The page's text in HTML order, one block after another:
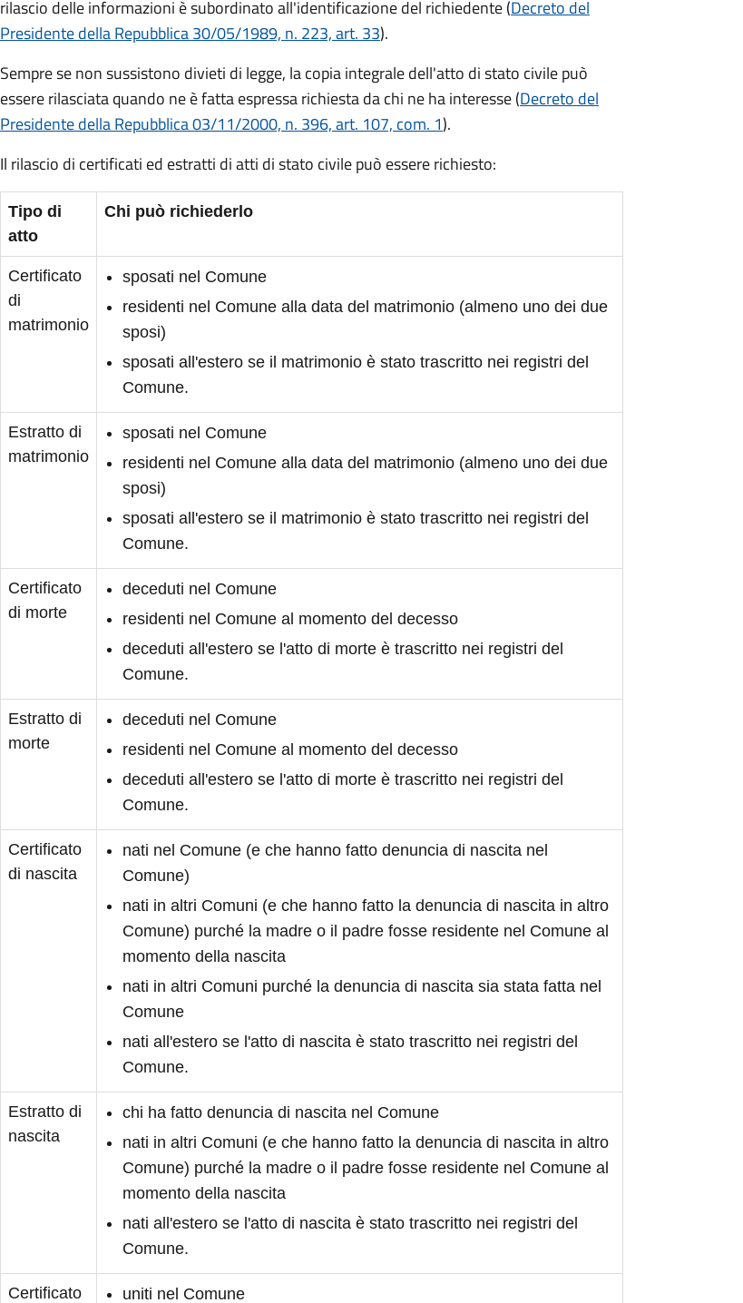
rilascio delle informazioni è subordinato all'identificazione del richiedente (Decreto del
Presidente della Repubblica 30/05/1989, n. 223, art. 33).
Sempre se non sussistono divieti di legge, la copia integrale dell'atto di stato civile può
essere rilasciata quando ne è fatta espressa richiesta da chi ne ha interesse (Decreto del
Presidente della Repubblica 03/11/2000, n. 396, art. 107, com. 1).
Il rilascio di certificati ed estratti di atti di stato civile può essere richiesto:
Tipo di
atto
Chi può richiederlo
Certificato
di
matrimonio
sposati nel Comune
residenti nel Comune alla data del matrimonio (almeno uno dei due
sposi)
sposati all'estero se il matrimonio è stato trascritto nei registri del
Comune.
Estratto di
matrimonio
sposati nel Comune
residenti nel Comune alla data del matrimonio (almeno uno dei due
sposi)
sposati all'estero se il matrimonio è stato trascritto nei registri del
Comune.
Certificato
di morte
deceduti nel Comune
residenti nel Comune al momento del decesso
deceduti all'estero se l'atto di morte è trascritto nei registri del
Comune.
Estratto di
morte
deceduti nel Comune
residenti nel Comune al momento del decesso
deceduti all'estero se l'atto di morte è trascritto nei registri del
Comune.
Certificato
di nascita
nati nel Comune (e che hanno fatto denuncia di nascita nel
Comune)
nati in altri Comuni (e che hanno fatto la denuncia di nascita in altro
Comune) purché la madre o il padre fosse residente nel Comune al
momento della nascita
nati in altri Comuni purché la denuncia di nascita sia stata fatta nel
Comune
nati all'estero se l'atto di nascita è stato trascritto nei registri del
Comune.
Estratto di
nascita
chi ha fatto denuncia di nascita nel Comune
nati in altri Comuni (e che hanno fatto la denuncia di nascita in altro
Comune) purché la madre o il padre fosse residente nel Comune al
momento della nascita
nati all'estero se l'atto di nascita è stato trascritto nei registri del
Comune.
Certificato
uniti nel Comune